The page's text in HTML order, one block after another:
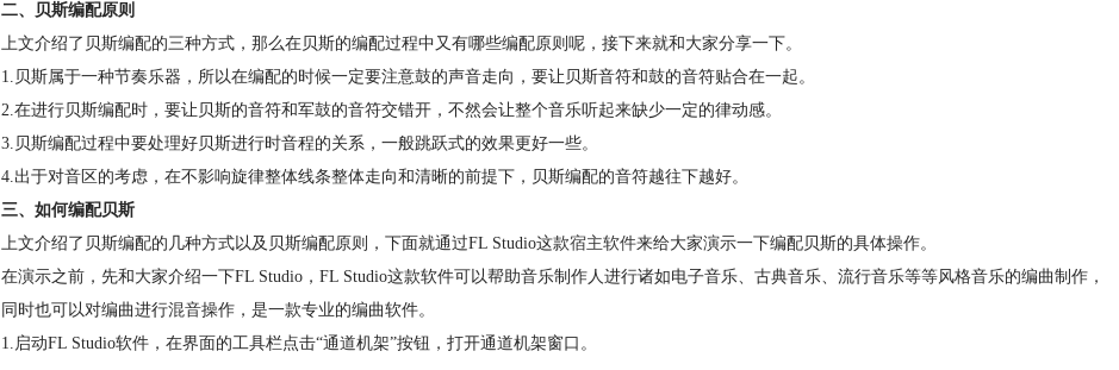
二、贝斯编配原则
上文介绍了贝斯编配的三种方式，那么在贝斯的编配过程中又有哪些编配原则呢，接下来就和大家分享一下。
1.贝斯属于一种节奏乐器，所以在编配的时候一定要注意鼓的声音走向，要让贝斯音符和鼓的音符贴合在一起。
2.在进行贝斯编配时，要让贝斯的音符和军鼓的音符交错开，不然会让整个音乐听起来缺少一定的律动感。
3.贝斯编配过程中要处理好贝斯进行时音程的关系，一般跳跃式的效果更好一些。
4.出于对音区的考虑，在不影响旋律整体线条整体走向和清晰的前提下，贝斯编配的音符越往下越好。
三、如何编配贝斯
上文介绍了贝斯编配的几种方式以及贝斯编配原则，下面就通过FL Studio这款宿主软件来给大家演示一下编配贝斯的具体操作。
在演示之前，先和大家介绍一下FL Studio，FL Studio这款软件可以帮助音乐制作人进行诸如电子音乐、古典音乐、流行音乐等等风格音乐的编曲制作，
同时也可以对编曲进行混音操作，是一款专业的编曲软件。
1.启动FL Studio软件，在界面的工具栏点击“通道机架”按钮，打开通道机架窗口。